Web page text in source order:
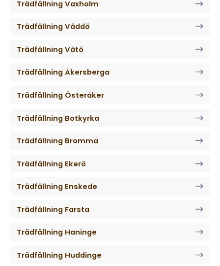
Trädfällning Vaxholm
Trädfällning Väddö
Trädfällning Vätö
Trädfällning Åkersberga
Trädfällning Österåker
Trädfällning Botkyrka
Trädfällning Bromma
Trädfällning Ekerö
Trädfällning Enskede
Trädfällning Farsta
Trädfällning Haninge
Trädfällning Huddinge